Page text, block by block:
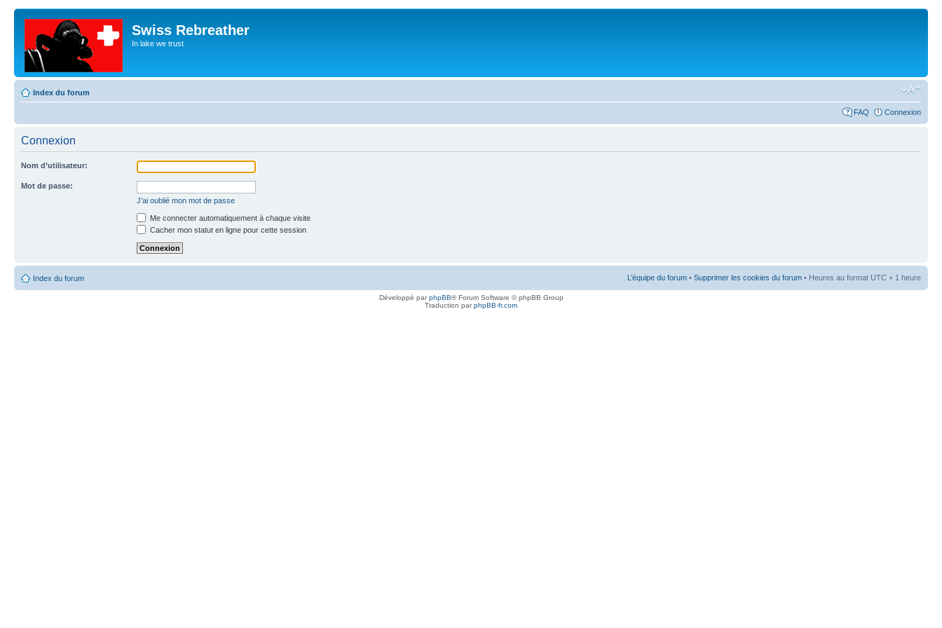
Swiss Rebreather
In lake we trust
Index du forum
FAQ Connexion
Connexion
Nom d’utilisateur:
Mot de passe:
J’ai oublié mon mot de passe
Me connecter automatiquement à chaque visite
Cacher mon statut en ligne pour cette session
Index du forum L’équipe du forum • Supprimer les cookies du forum • Heures au format UTC + 1 heure
Développé parphpBB® Forum Software © phpBB Group
Traduction parphpBB-fr.com